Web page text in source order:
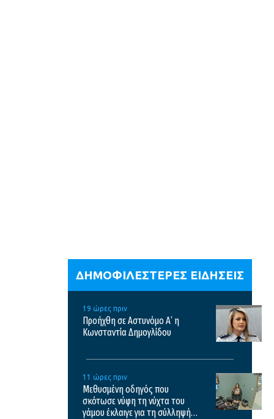
ΔΗΜΟΦΙΛΕΣΤΕΡΕΣ ΕΙΔΗΣΕΙΣ
19 ώρες πριν
Προήχθη σε Αστυνόμο Α’ η
Κωνσταντία Δημογλίδου
11 ώρες πριν
Μεθυσμένη οδηγός που
σκότωσε νύφη τη νύχτα του
γάμου έκλαιγε για τη σύλληψή